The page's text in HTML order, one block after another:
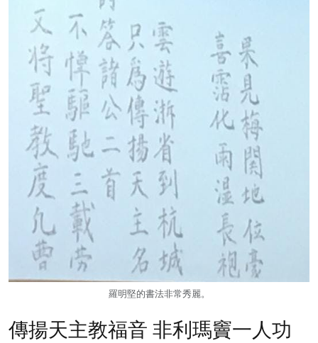
羅明堅的書法非常秀麗。
傳揚天主教福音 非利瑪竇一人功